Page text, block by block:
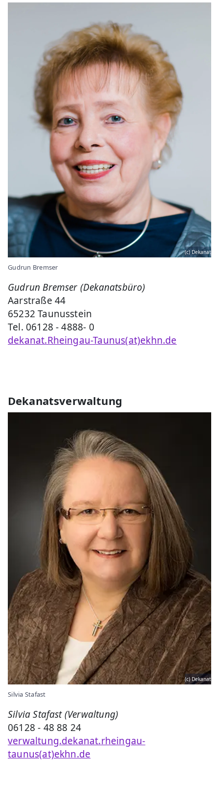
(c) Dekanat
Gudrun Bremser
Gudrun Bremser (Dekanatsbüro)
Aarstraße 44
65232 Taunusstein
Tel. 06128 - 4888- 0
dekanat.Rheingau-Taunus(at)ekhn.de
Dekanatsverwaltung
(c) Dekanat
Silvia Stafast
Silvia Stafast (Verwaltung)
06128 - 48 88 24
verwaltung.dekanat.rheingau-
taunus(at)ekhn.de